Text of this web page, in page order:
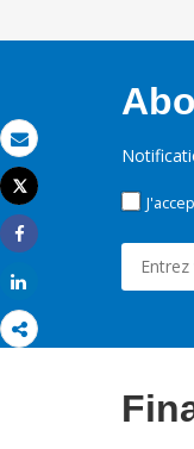
Email
Imprimer
Tweet
Share